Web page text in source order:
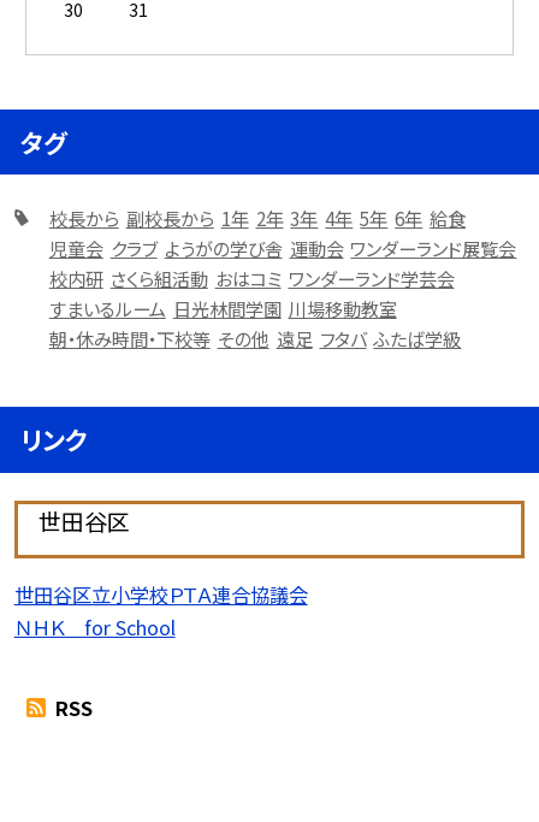
30
31
タグ
校長から 副校長から 1年 2年 3年 4年 5年 6年 給食
児童会 クラブ ようがの学び舎 運動会 ワンダーランド展覧会
校内研 さくら組活動 おはコミ ワンダーランド学芸会
すまいるルーム 日光林間学園 川場移動教室
朝・休み時間・下校等 その他 遠足 フタバ ふたば学級
リンク
世田谷区
世田谷区立小学校ＰＴＡ連合協議会
ＮＨＫ for School
RSS